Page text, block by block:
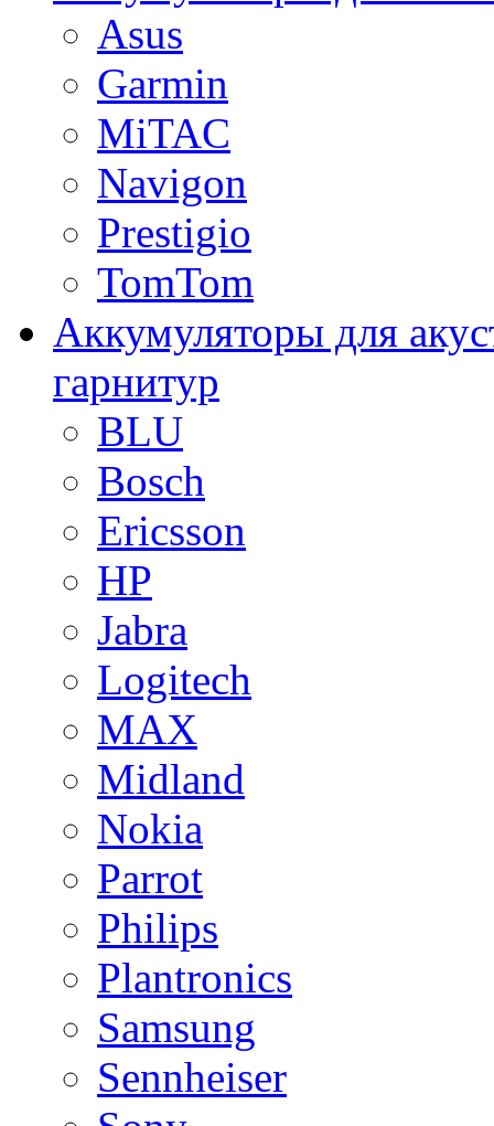
Asus
Garmin
MiTAC
Navigon
Prestigio
TomTom
Аккумуляторы для
гарнитур
BLU
Bosch
Ericsson
HP
Jabra
Logitech
MAX
Midland
Nokia
Parrot
Philips
Plantronics
Samsung
Sennheiser